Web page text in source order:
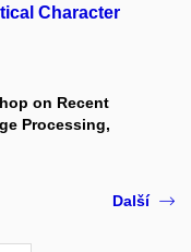
Character
on Recent
Processing,
Další